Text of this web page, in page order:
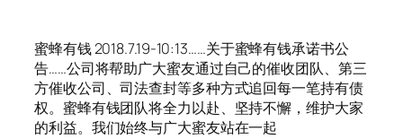
蜜蜂有钱 2018.7.19-10:13……关于蜜蜂有钱承诺书公
告……公司将帮助广大蜜友通过自己的催收团队、第三
方催收公司、司法查封等多种方式追回每一笔持有债
权。蜜蜂有钱团队将全力以赴、坚持不懈，维护大家
的利益。我们始终与广大蜜友站在一起